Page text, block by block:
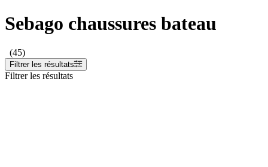
Sebago chaussures bateau
(45)
Filtrer les résultats
Filtrer les résultats